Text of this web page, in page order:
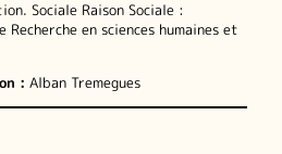
Sociale Raison Sociale :
en sciences humaines et
: Alban Tremegues